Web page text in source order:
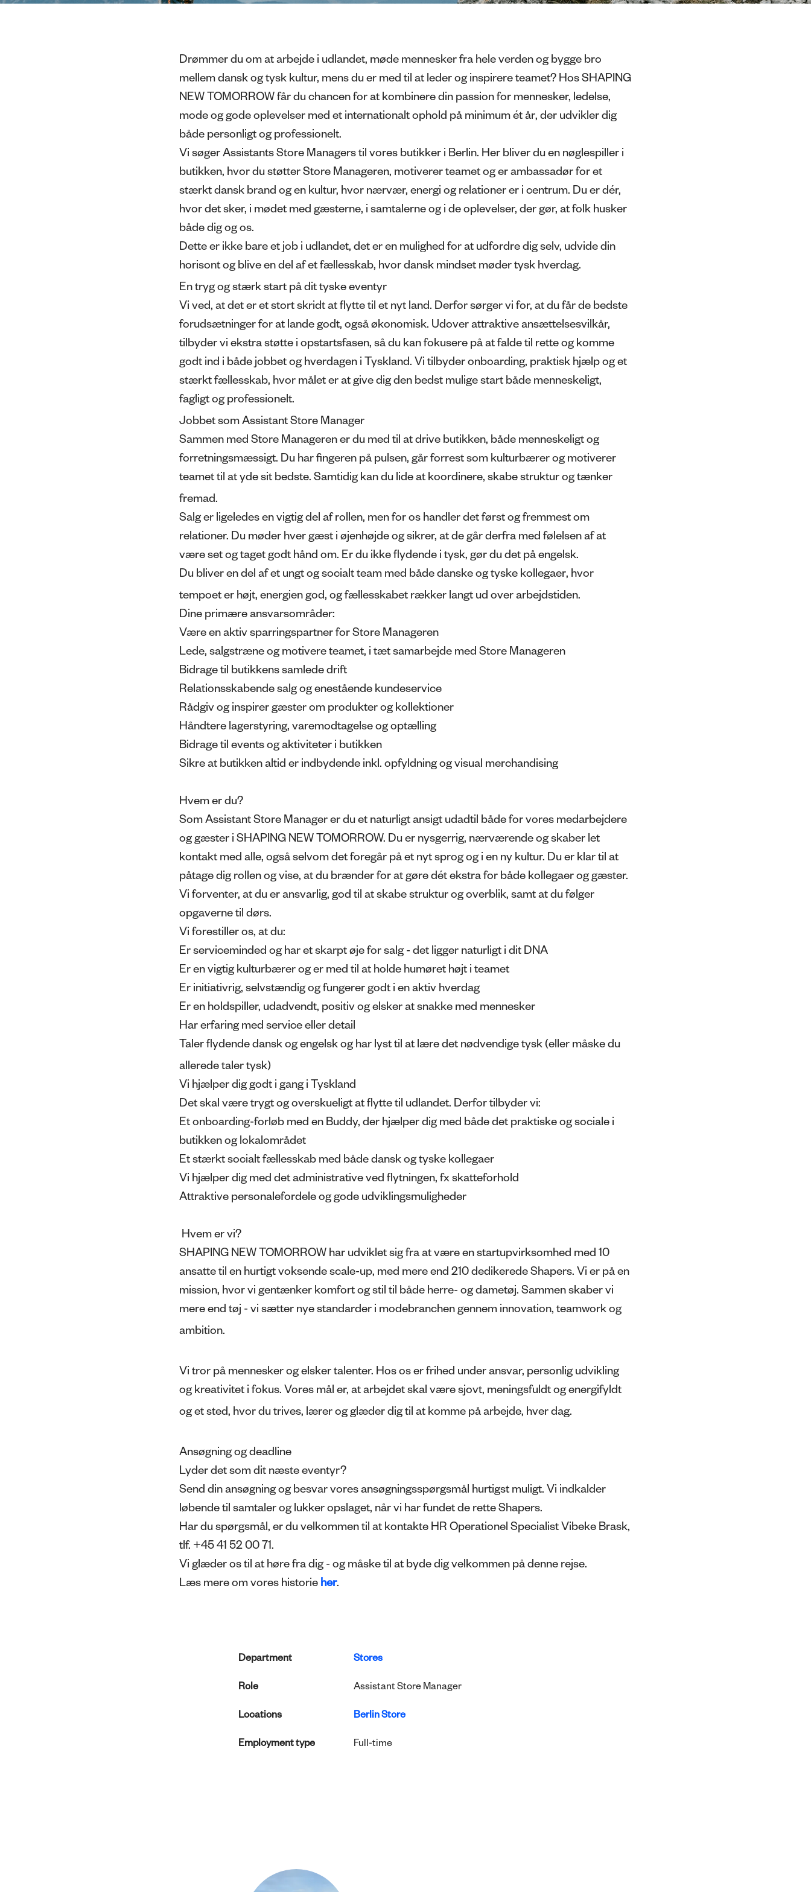
Drømmer du om at arbejde i udlandet, møde mennesker fra hele verden og bygge bro
mellem dansk og tysk kultur, mens du er med til at leder og inspirere teamet? HosSHAPING
NEW TOMORROW får du chancen for at kombinere din passion for mennesker, ledelse,
mode og gode oplevelser med et internationalt ophold på minimum ét år, der udvikler dig
både personligt og professionelt.
Vi søger Assistants Store Managers til vores butikker i Berlin. Her bliver du en nøglespiller i
butikken, hvor du støtter Store Manageren, motiverer teamet og er ambassadør for et
stærkt dansk brand og en kultur, hvor nærvær, energi og relationer er i centrum. Du er dér,
hvor det sker, i mødet med gæsterne, i samtalerne og i de oplevelser, der gør, at folk husker
både dig og os.
Dette er ikke bare et job i udlandet, det er en mulighed for at udfordre dig selv, udvide din
horisont og blive en del af et fællesskab, hvor dansk mindset møder tysk hverdag.
En tryg og stærk start på dit tyske eventyr
Vi ved, at det er et stort skridt at flytte til et nyt land. Derfor sørger vi for, at du får de bedste
forudsætninger for at lande godt, også økonomisk. Udover attraktive ansættelsesvilkår,
tilbyder vi ekstra støtte i opstartsfasen, så du kan fokusere på at falde til rette og komme
godt ind i både jobbet og hverdagen i Tyskland. Vi tilbyder onboarding, praktisk hjælp og et
stærkt fællesskab, hvor målet er at give dig den bedst mulige start både menneskeligt,
fagligt og professionelt.
Jobbet som Assistant Store Manager
Sammen med Store Manageren er du med til at drive butikken, både menneskeligt og
forretningsmæssigt. Du har fingeren på pulsen, går forrest som kulturbærer og motiverer
teamet til at yde sit bedste. Samtidig kan du lide at koordinere, skabe struktur og tænker
fremad.
Salg er ligeledes en vigtig del af rollen, men for os handler det først og fremmest om
relationer. Du møder hver gæst i øjenhøjde og sikrer, at de går derfra med følelsen af at
være set og taget godt hånd om. Er du ikke flydende i tysk, gør du det på engelsk.
Du bliver en del af et ungt og socialt team med bådedanske og tyske kollegaer, hvor
tempoet er højt, energien god, og fællesskabet rækker langt ud over arbejdstiden.
Dine primære ansvarsområder:
Være en aktiv sparringspartner for Store Manageren
Lede, salgstræne og motivere teamet, i tæt samarbejde med Store Manageren
Bidrage til butikkens samlede drift
Relationsskabende salg og enestående kundeservice
Rådgiv og inspirer gæster om produkter og kollektioner
Håndtere lagerstyring, varemodtagelse og optælling
Bidrage til events og aktiviteter i butikken
Sikre at butikken altid er indbydende inkl. opfyldning og visual merchandising
Hvem er du?
Som Assistant Store Manager er du et naturligt ansigt udadtil både for vores medarbejdere
og gæster i SHAPING NEW TOMORROW. Du er nysgerrig, nærværende og skaber let
kontakt med alle, også selvom det foregår på et nyt sprog og i en ny kultur. Du er klar til at
påtage dig rollen og vise, at du brænder for at gøre dét ekstra for både kollegaer og gæster.
Vi forventer, at du er ansvarlig, god til at skabe struktur og overblik, samt at du følger
opgaverne til dørs.
Vi forestiller os, at du:
Er serviceminded og har et skarpt øje for salg - det ligger naturligt i dit DNA
Er en vigtig kulturbærer og er med til at holde humøret højt i teamet
Er initiativrig, selvstændig og fungerer godt i en aktiv hverdag
Er en holdspiller, udadvendt, positiv og elsker at snakke med mennesker
Har erfaring med service eller detail
Taler flydende dansk og engelsk og har lyst til at lære det nødvendige tysk (eller måske du
allerede taler tysk)
Vi hjælper dig godt i gang i Tyskland
Det skal være trygt og overskueligt at flytte til udlandet. Derfor tilbyder vi:
Et onboarding-forløb med en Buddy, der hjælper dig med både det praktiske og sociale i
butikken og lokalområdet
Et stærkt socialt fællesskab med både dansk og tyske kollegaer
Vi hjælper dig med det administrative ved flytningen, fx skatteforhold
Attraktive personalefordele og gode udviklingsmuligheder
Hvem er vi?
SHAPING NEW TOMORROW har udviklet sig fra at være en startupvirksomhed med 10
ansatte til en hurtigt voksende scale-up, med mere end 210 dedikerede Shapers. Vi er på en
mission, hvor vi gentænker komfort og stil til både herre- og dametøj. Sammen skaber vi
mere end tøj - vi sætter nye standarder i modebranchen gennem innovation, teamwork og
ambition.
Vi tror på mennesker og elsker talenter. Hos os er frihed under ansvar, personlig udvikling
og kreativitet i fokus. Vores mål er, at arbejdet skal være sjovt, meningsfuldt og energifyldt
og et sted, hvor du trives, lærer og glæder dig til at komme på arbejde, hver dag.
Ansøgning og deadline
Lyder det som dit næste eventyr?
Send din ansøgning og besvar vores ansøgningsspørgsmål hurtigst muligt. Vi indkalder
løbende til samtaler og lukker opslaget, når vi har fundet de rette Shapers.
Har du spørgsmål, er du velkommen til at kontakte HR Operationel Specialist Vibeke Brask,
tlf. +45 41 52 00 71.
Vi glæder os til at høre fra dig - og måske til at byde dig velkommen på denne rejse.
Læs mere om vores historie her.
Department Stores
Role Assistant Store Manager
Locations Berlin Store
Employment type Full-time